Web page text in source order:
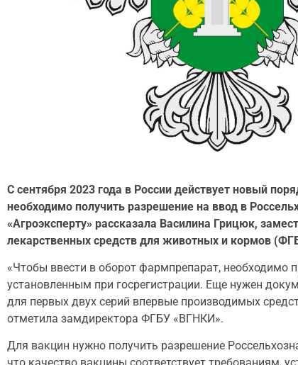
С сентября 2023 года в России действует новый
необходимо получить разрешение на ввод в
«Агроэксперту» рассказала Василина Грицюк,
лекарственных средств для животных и кормов
«Чтобы ввести в оборот фармпрепарат, необходимо
установленным при госрегистрации. Еще нужен
для первых двух серий впервые производимых
отметила замдиректора ФГБУ «ВГНКИ».
Для вакцин нужно получить разрешение